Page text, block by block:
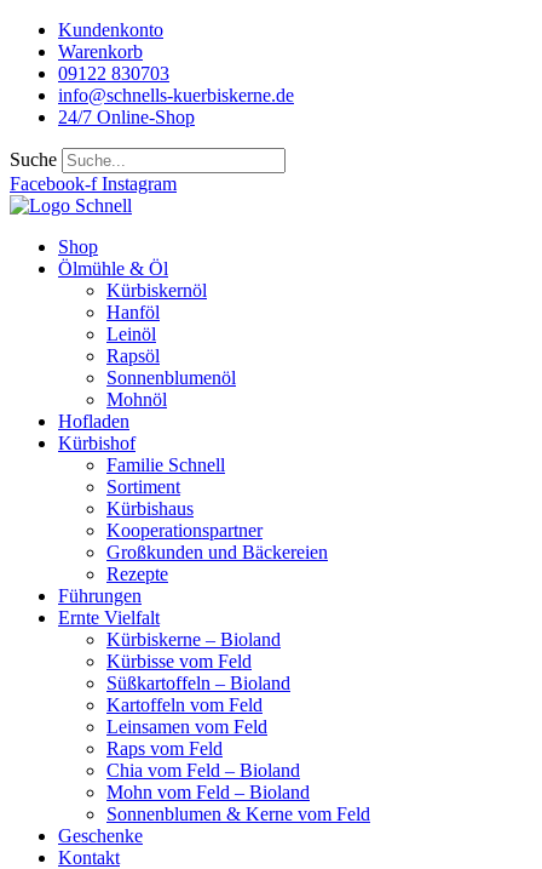
Kundenkonto
Warenkorb
09122 830703
info@schnells-kuerbiskerne.de
24/7 Online-Shop
Suche
Facebook-f Instagram
Shop
Ölmühle & Öl
Kürbiskernöl
Hanföl
Leinöl
Rapsöl
Sonnenblumenöl
Mohnöl
Hofladen
Kürbishof
Familie Schnell
Sortiment
Kürbishaus
Kooperationspartner
Großkunden und Bäckereien
Rezepte
Führungen
Ernte Vielfalt
Kürbiskerne – Bioland
Kürbisse vom Feld
Süßkartoffeln – Bioland
Kartoffeln vom Feld
Leinsamen vom Feld
Raps vom Feld
Chia vom Feld – Bioland
Mohn vom Feld – Bioland
Sonnenblumen & Kerne vom Feld
Geschenke
Kontakt